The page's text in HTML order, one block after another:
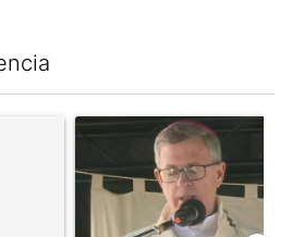
con el título "" con 6 comentarios.
Un artículo de tendencia con